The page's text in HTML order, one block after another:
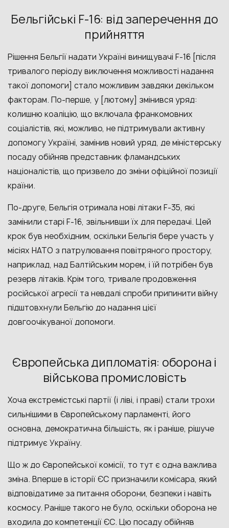
Бельгійські F-16: від заперечення до
прийняття
Рішення Бельгії надати Україні винищувачі F-16 [після
тривалого періоду виключення можливості надання
такої допомоги] стало можливим завдяки декільком
факторам. По-перше, у [лютому] змінився уряд:
колишню коаліцію, що включала франкомовних
соціалістів, які, можливо, не підтримували активну
допомогу Україні, замінив новий уряд, де міністерську
посаду обійняв представник фламандських
націоналістів, що призвело до зміни офіційної позиції
країни.
По-друге, Бельгія отримала нові літаки F-35, які
замінили старі F-16, звільнивши їх для передачі. Цей
крок був необхідним, оскільки Бельгія бере участь у
місіях НАТО з патрулювання повітряного простору,
наприклад, над Балтійським морем, і їй потрібен був
резерв літаків. Крім того, тривале продовження
російської агресії та невдалі спроби припинити війну
підштовхнули Бельгію до надання цієї
довгоочікуваної допомоги.
Європейська дипломатія: оборона і
військова промисловість
Хоча екстремістські партії (і ліві, і праві) стали трохи
сильнішими в Європейському парламенті, його
основна, демократична більшість, як і раніше, рішуче
підтримує Україну.
Що ж до Європейської комісії, то тут є одна важлива
зміна. Вперше в історії ЄС призначили комісара, який
відповідатиме за питання оборони, безпеки і навіть
космосу. Раніше такого не було, оскільки оборона не
входила до компетенції ЄС. Цю посаду обійняв